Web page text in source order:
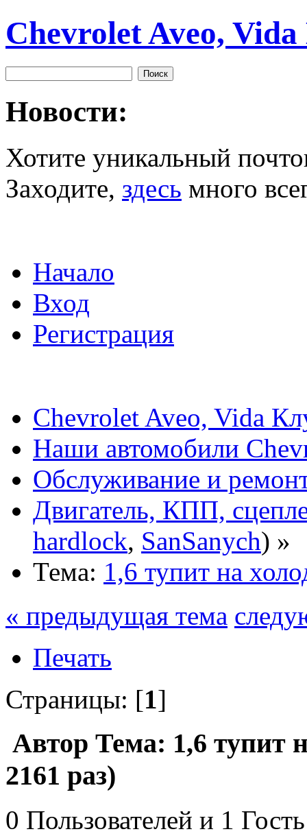
Chevrolet Aveo,
Новости:
Хотите уникальный
Заходите, здесь много
Начало
Вход
Регистрация
Chevrolet Aveo, Vida
Наши автомобили
Обслуживание и
Двигатель, КПП,
hardlock, SanSanych) »
Тема: 1,6 тупит на
« предыдущая тема
Печать
Страницы: [1]
Автор Тема: 1,6 тупит
2161 раз)
0 Пользователей и 1